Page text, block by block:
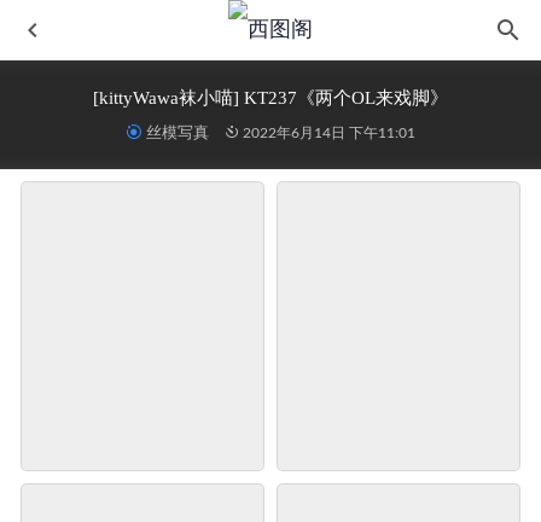
[kittyWawa袜小喵] KT237《两个OL来戏脚》
丝模写真 2022年6月14日 下午11:01
[YITUYU艺图语]2023.04.07 春日梦 绮罗生的小苏苏 2026-